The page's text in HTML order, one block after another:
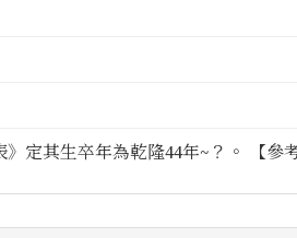
》定其生卒年為乾隆44年~？。 【參